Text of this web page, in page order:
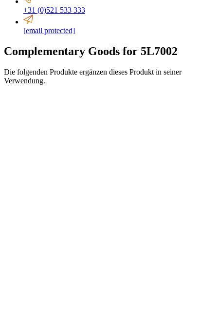
+31 (0)521 533 333
[email protected]
Complementary Goods for 5L7002
Die folgenden Produkte ergänzen dieses Produkt in seiner
Verwendung.